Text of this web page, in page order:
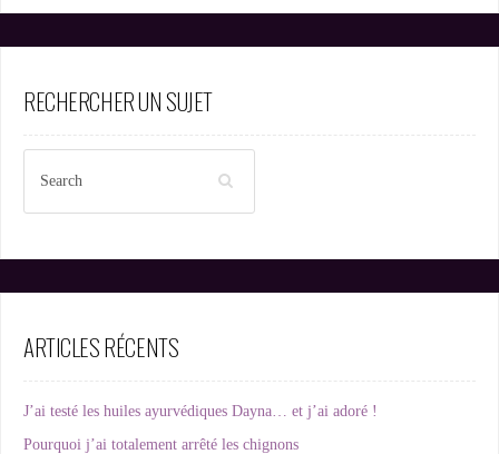
RECHERCHER UN SUJET
ARTICLES RÉCENTS
J’ai testé les huiles ayurvédiques Dayna… et j’ai adoré !
Pourquoi j’ai totalement arrêté les chignons